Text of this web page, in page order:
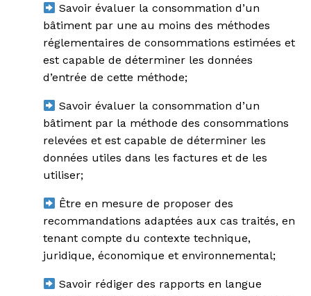
Savoir évaluer la consommation d’un
bâtiment par une au moins des méthodes
réglementaires de consommations estimées et
est capable de déterminer les données
d’entrée de cette méthode;
Savoir évaluer la consommation d’un
bâtiment par la méthode des consommations
relevées et est capable de déterminer les
données utiles dans les factures et de les
utiliser;
Être en mesure de proposer des
recommandations adaptées aux cas traités, en
tenant compte du contexte technique,
juridique, économique et environnemental;
Savoir rédiger des rapports en langue